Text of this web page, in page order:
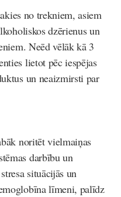
no trekniem, asiem
dzērienus un
Neēd vēlāk kā 3
lietot pēc iespējas
un neaizmirsti par
noritēt vielmaiņas
darbību un
situācijās un
līmeni, palīdz